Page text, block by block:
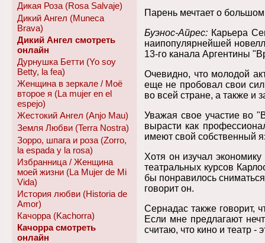
Дикая Роза (Rosa Salvaje)
Дикий Ангел (Muneca
Brava)
Дикий Ангел смотреть
онлайн
Дурнушка Бетти (Yo soy
Betty, la fea)
Женщина в зеркале / Моё
второе я (La mujer en el
espejo)
Жестокий Ангел (Anjo Mau)
Земля Любви (Terra Nostra)
Зорро, шпага и роза (Zorro,
la espada y la rosa)
Избранница / Женщина
моей жизни (La Mujer de Mi
Vida)
История любви (Historia de
Amor)
Качорра (Kachorra)
Качорра смотреть
онлайн
Парень мечтает о
Буэнос-Айрес: Карьера
наипопулярнейшей
13-го канала Аргентины
Очевидно, что молодой
еще не пробовал свои
во всей стране, а также и
Уважая свое участие во
вырасти как
имеют свой собственный
Хотя он изучал
театральных курсов
бы понравилось
говорит он.
Сернадас также говорит,
Если мне предлагают
считаю, что кино и театр -